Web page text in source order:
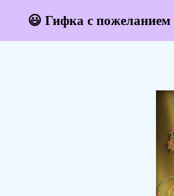
😃 Гифка с пожеланием